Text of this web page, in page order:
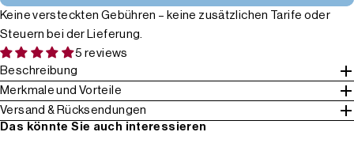
Keine versteckten Gebühren – keine zusätzlichen Tarife oder
Steuern bei der Lieferung.
5 reviews
Beschreibung
Merkmale und Vorteile
Versand & Rücksendungen
Das könnte Sie auch interessieren